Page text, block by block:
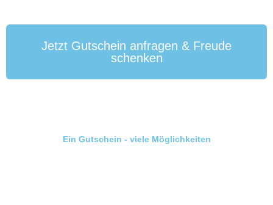
Jetzt Gutschein anfragen & Freude
schenken
Ein Gutschein - viele Möglichkeiten